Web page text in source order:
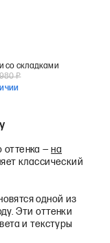
со складками
₽
оттенка —на
классический
одной из
Эти оттенки
и текстуры